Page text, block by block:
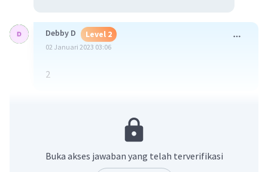
Debby D Level 2
02 Januari 2023 03:06
2
Level 100
2 🗿🙏🏻
Buka akses jawaban yang telah terverifikasi